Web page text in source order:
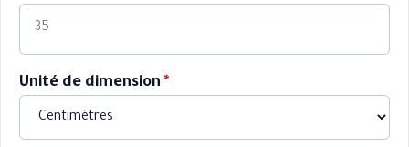
Unité de dimension *